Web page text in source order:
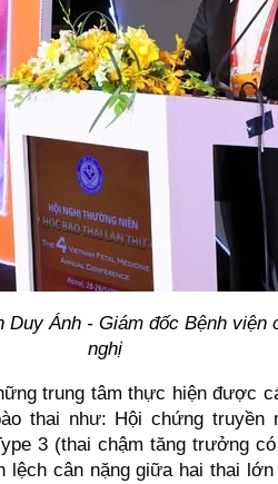
Duy Ánh - Giám đốc Bệnh viện
nghị
trung tâm thực hiện được
thai như: Hội chứng truyền
3 (thai chậm tăng trưởng
lệch cân nặng giữa hai thai